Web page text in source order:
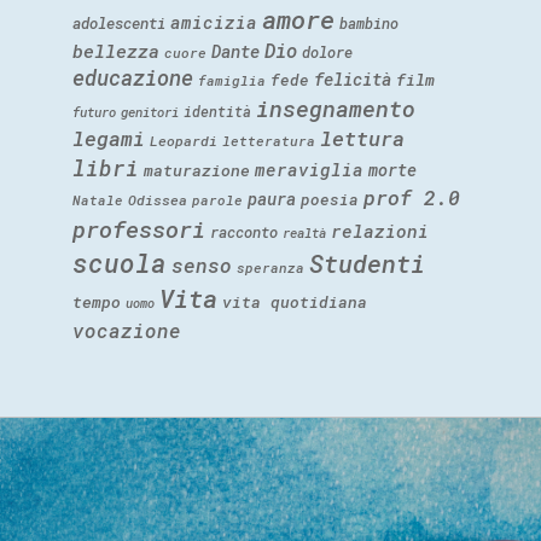
adolescenti amicizia amore bambino
bellezza cuore Dante Dio dolore
educazione famiglia fede felicità film
futuro genitori identità insegnamento
legami Leopardi letteratura lettura
libri maturazione meraviglia morte
Natale Odissea parole paura poesia prof 2.0
professori racconto realtà relazioni
scuola senso speranza Studenti
tempo uomo Vita vita quotidiana
vocazione